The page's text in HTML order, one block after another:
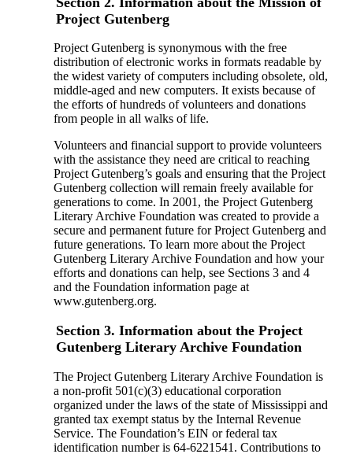
Project Gutenberg
Project Gutenberg is synonymous with the free
distribution of electronic works in formats readable by
the widest variety of computers including obsolete, old,
middle-aged and new computers. It exists because of
the efforts of hundreds of volunteers and donations
from people in all walks of life.
Volunteers and financial support to provide volunteers
with the assistance they need are critical to reaching
Project Gutenberg’s goals and ensuring that the Project
Gutenberg collection will remain freely available for
generations to come. In 2001, the Project Gutenberg
Literary Archive Foundation was created to provide a
secure and permanent future for Project Gutenberg and
future generations. To learn more about the Project
Gutenberg Literary Archive Foundation and how your
efforts and donations can help, see Sections 3 and 4
and the Foundation information page at
www.gutenberg.org.
Section 3. Information about the Project
Gutenberg Literary Archive Foundation
The Project Gutenberg Literary Archive Foundation is
a non-profit 501(c)(3) educational corporation
organized under the laws of the state of Mississippi and
granted tax exempt status by the Internal Revenue
Service. The Foundation’s EIN or federal tax
identification number is 64-6221541. Contributions to